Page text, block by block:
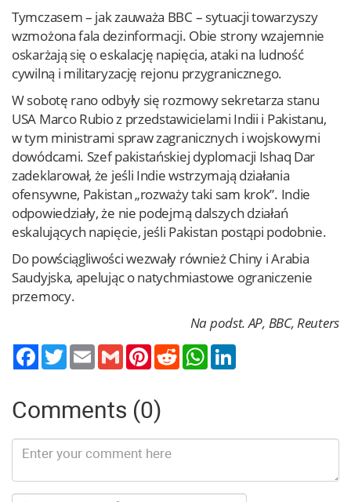
Tymczasem – jak zauważa BBC – sytuacji towarzyszy
wzmożona fala dezinformacji. Obie strony wzajemnie
oskarżają się o eskalację napięcia, ataki na ludność
cywilną i militaryzację rejonu przygranicznego.
W sobotę rano odbyły się rozmowy sekretarza stanu
USA Marco Rubio z przedstawicielami Indii i Pakistanu,
w tym ministrami spraw zagranicznych i wojskowymi
dowódcami. Szef pakistańskiej dyplomacji Ishaq Dar
zadeklarował, że jeśli Indie wstrzymają działania
ofensywne, Pakistan „rozważy taki sam krok”. Indie
odpowiedziały, że nie podejmą dalszych działań
eskalujących napięcie, jeśli Pakistan postąpi podobnie.
Do powściągliwości wezwały również Chiny i Arabia
Saudyjska, apelując o natychmiastowe ograniczenie
przemocy.
Na podst. AP, BBC, Reuters
TwitterEmail Gmail PinterestReddit WhatsApp
Comments (0)